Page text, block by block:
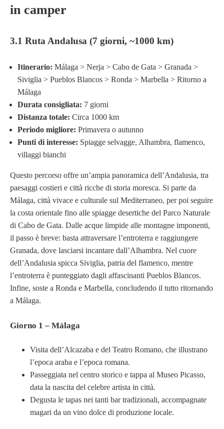
in camper
3.1 Ruta Andalusa (7 giorni, ~1000 km)
Itinerario: Málaga > Nerja > Cabo de Gata > Granada >
Siviglia > Pueblos Blancos > Ronda > Marbella > Ritorno a
Málaga
Durata consigliata: 7 giorni
Distanza totale: Circa 1000 km
Periodo migliore: Primavera o autunno
Punti di interesse: Spiagge selvagge, Alhambra, flamenco,
villaggi bianchi
Questo percorso offre un’ampia panoramica dell’Andalusia, tra
paesaggi costieri e città ricche di storia moresca. Si parte da
Málaga, città vivace e culturale sul Mediterraneo, per poi seguire
la costa orientale fino alle spiagge desertiche del Parco Naturale
di Cabo de Gata. Dalle acque limpide alle montagne imponenti,
il passo è breve: basta attraversare l’entroterra e raggiungere
Granada, dove lasciarsi incantare dall’Alhambra. Nel cuore
dell’Andalusia spicca Siviglia, patria del flamenco, mentre
l’entroterra è punteggiato dagli affascinanti Pueblos Blancos.
Infine, soste a Ronda e Marbella, concludendo il tutto ritornando
a Málaga.
Giorno 1 – Málaga
Visita dell’Alcazaba e del Teatro Romano, che illustrano
l’epoca araba e l’epoca romana.
Passeggiata nel centro storico e tappa al Museo Picasso,
data la nascita del celebre artista in città.
Degusta le tapas nei tanti bar tradizionali, accompagnate
magari da un vino dolce di produzione locale.